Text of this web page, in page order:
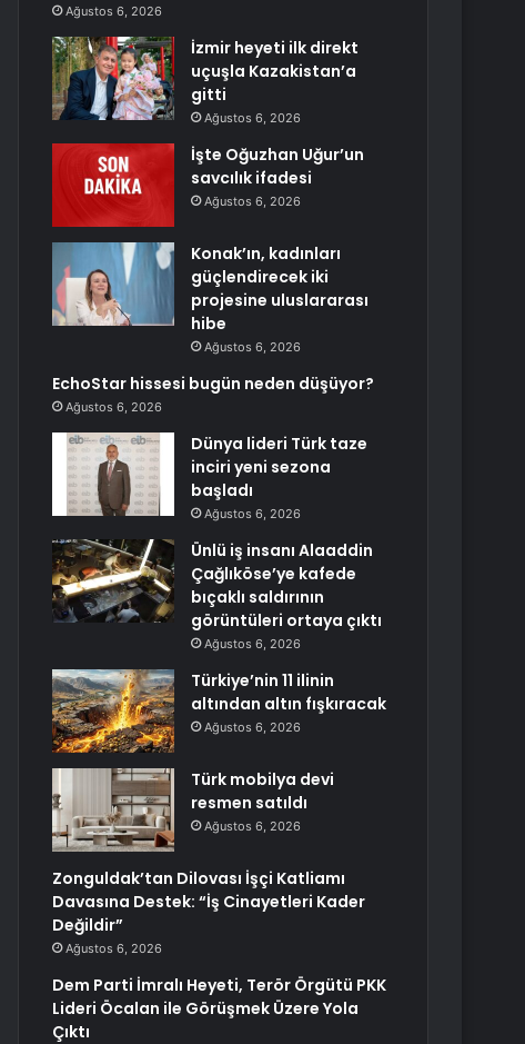
Ağustos 6, 2026
İzmir heyeti ilk direkt
uçuşla Kazakistan’a
gitti
Ağustos 6, 2026
İşte Oğuzhan Uğur’un
savcılık ifadesi
Ağustos 6, 2026
Konak’ın, kadınları
güçlendirecek iki
projesine uluslararası
hibe
Ağustos 6, 2026
EchoStar hissesi bugün neden düşüyor?
Ağustos 6, 2026
Dünya lideri Türk taze
inciri yeni sezona
başladı
Ağustos 6, 2026
Ünlü iş insanı Alaaddin
Çağlıköse’ye kafede
bıçaklı saldırının
görüntüleri ortaya çıktı
Ağustos 6, 2026
Türkiye’nin 11 ilinin
altından altın fışkıracak
Ağustos 6, 2026
Türk mobilya devi
resmen satıldı
Ağustos 6, 2026
Zonguldak’tan Dilovası İşçi Katliamı
Davasına Destek: “İş Cinayetleri Kader
Değildir”
Ağustos 6, 2026
Dem Parti İmralı Heyeti, Terör Örgütü PKK
Lideri Öcalan ile Görüşmek Üzere Yola
Çıktı